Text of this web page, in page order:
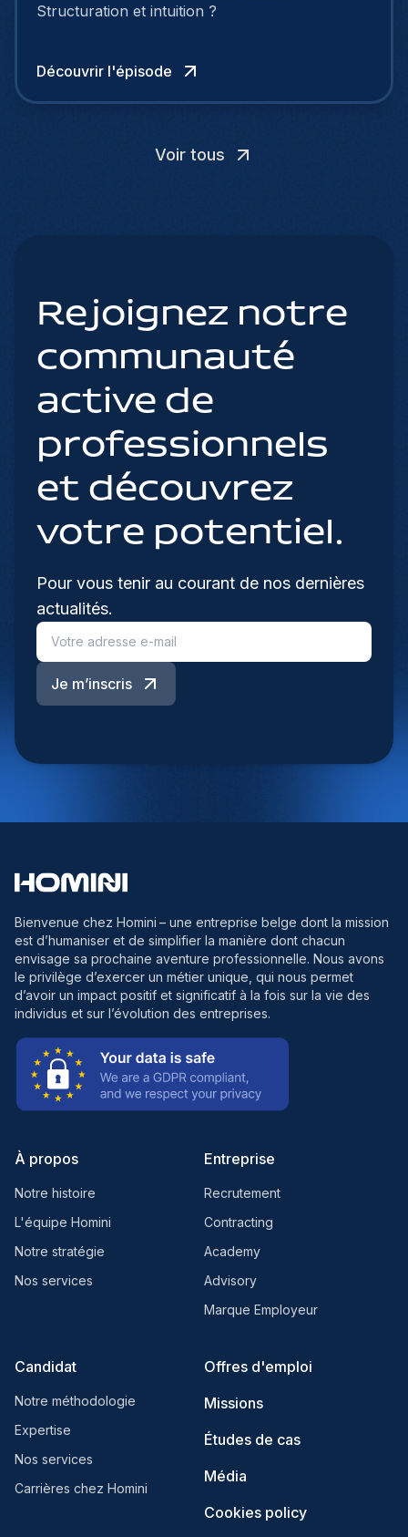
Structuration et intuition ?
Découvrir l'épisode
Voir tous
Rejoignez notre
communauté
active de
professionnels
et découvrez
votre potentiel.
Pour vous tenir au courant de nos dernières
actualités.
Je m’inscris
Bienvenue chez Homini – une entreprise belge dont la mission
est d’humaniser et de simplifier la manière dont chacun
envisage sa prochaine aventure professionnelle. Nous avons
le privilège d’exercer un métier unique, qui nous permet
d’avoir un impact positif et significatif à la fois sur la vie des
individus et sur l’évolution des entreprises.
À propos
Notre histoire
L'équipe Homini
Notre stratégie
Nos services
Entreprise
Recrutement
Contracting
Academy
Advisory
Marque Employeur
Candidat
Notre méthodologie
Expertise
Nos services
Carrières chez Homini
Offres d'emploi
Missions
Études de cas
Média
Cookies policy